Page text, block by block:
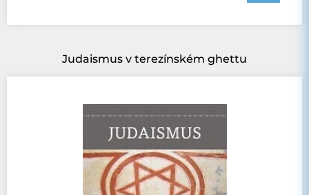
Judaismus v terezínském ghettu